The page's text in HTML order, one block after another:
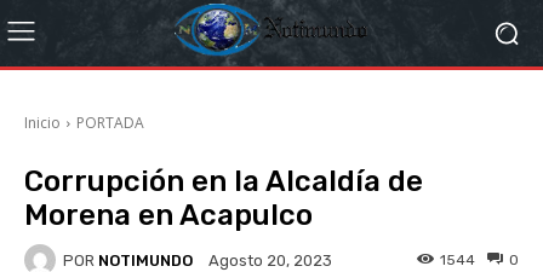
Inicio PORTADA
Corrupción en la Alcaldía de
Morena en Acapulco
POR NOTIMUNDO Agosto 20, 2023 0
1544